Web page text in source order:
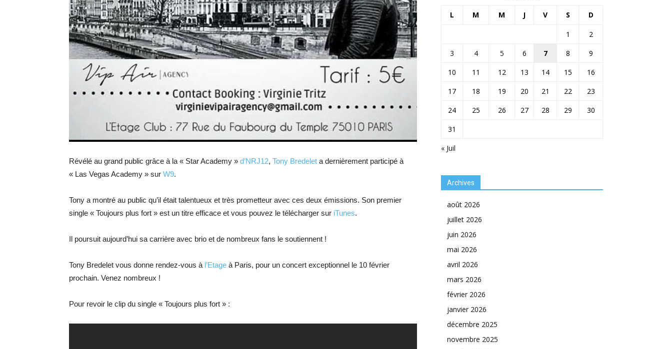
Révélé au grand public grâce à la « Star Academy » d’NRJ12, Tony Bredelet a dernièrement participé à
« Las Vegas Academy » sur W9.
Tony a montré au public qu’il était talentueux et très prometteur avec ces deux émissions. Son premier
single « Toujours plus fort » est un titre efficace et vous pouvez le télécharger sur iTunes.
Il poursuit aujourd’hui sa carrière avec brio et de nombreux fans le soutiennent !
Tony Bredelet vous donne rendez-vous à l’Etage à Paris, pour un concert exceptionnel le 10 février
prochain. Venez nombreux !
Pour revoir le clip du single « Toujours plus fort » :
L M M J V S D
« Juil
1
2
3
4 5 6 7 8
9
10
11 12 13 14 15
16
17
18 19 20 21 22
23
24
25 26 27 28 29
30
31
Archives
août 2026
juillet 2026
juin 2026
mai 2026
avril 2026
mars 2026
février 2026
janvier 2026
décembre 2025
novembre 2025